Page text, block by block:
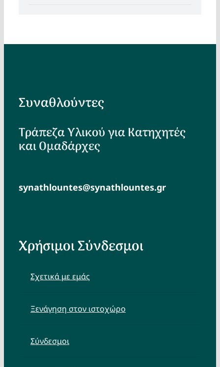
Συναθλούντες
Τράπεζα Υλικού για Κατηχητές
και Ομαδάρχες
synathlountes@synathlountes.gr
Χρήσιμοι Σύνδεσμοι
Σχετικά με εμάς
Ξενάγηση στον ιστοχώρο
Σύνδεσμοι